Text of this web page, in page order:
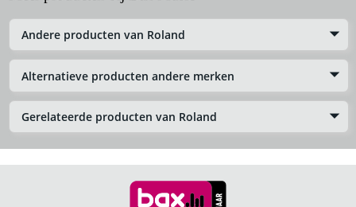
Andere producten van Roland
Alternatieve producten andere merken
Gerelateerde producten van Roland